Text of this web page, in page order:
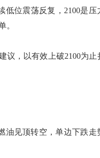
位震荡反复，2100是压
。
，以有效上破2100为止
见顶转空，单边下跌走